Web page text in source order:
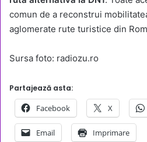
comun de a reconstrui
aglomerate rute turistice din
Sursa foto: radiozu.ro
Partajează asta:
Facebook X
Email Imprimare